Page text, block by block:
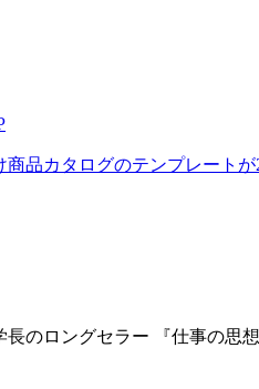
品カタログのテンプレートが
長のロングセラー 『仕事の